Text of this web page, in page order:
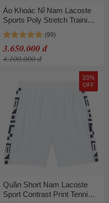
Áo Khoác Nỉ Nam Lacoste
Sports Poly Stretch Training
Setup Top SH391E 031 Màu
Đen Size 3
3.650.000 đ
4.100.000 đ
33%
OFF
Quần Short Nam Lacoste
Sport Contrast Print Tennis